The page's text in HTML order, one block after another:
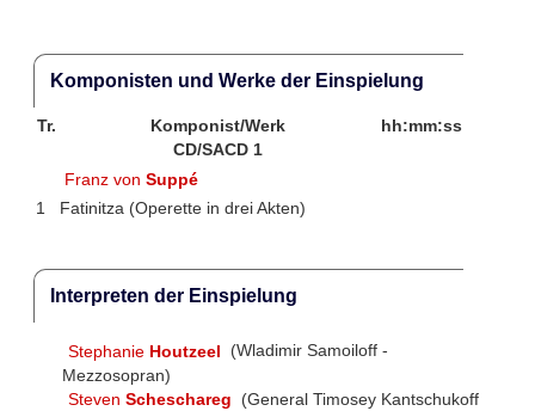
Komponisten und Werke der Einspielung
Tr. Komponist/Werk
hh:mm:ss
CD/SACD 1
Franz vonSuppé
1
Fatinitza (Operette in drei Akten)
Interpreten der Einspielung
Stephanie Houtzeel
(Wladimir Samoiloff -
Mezzosopran)
Steven Scheschareg
(General Timosey Kantschukoff